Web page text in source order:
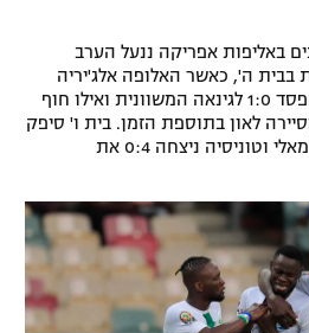
בפרסים
באליפות אפריקה ננעל הערב
בבית ה', כאשר האלופה אלג'יריה
הסתבכה קשות בעקבות הפסד 1:0 לגינאה המשוונית ואילו חוף
2:2 מדהים מסיירה לאון בתוספת הזמן. בית ו' סיפק
1:1 בצהרי היום בין גמביה למאלי וטוניסיה ניצחה 0:4 את